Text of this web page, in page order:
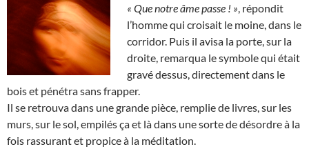
« Que notre âme passe ! » , répondit
l’homme qui croisait le moine, dans le
corridor. Puis il avisa la porte, sur la
droite, remarqua le symbole qui était
gravé dessus, directement dans le
bois et pénétra sans frapper.
Il se retrouva dans une grande pièce, remplie de livres, sur les
murs, sur le sol, empilés ça et là dans une sorte de désordre à la
fois rassurant et propice à la méditation.